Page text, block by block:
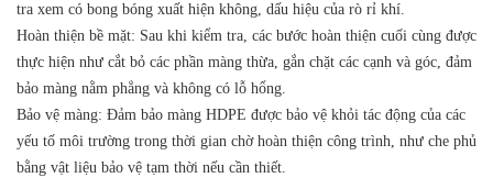
tra xem có bong bóng xuất hiện không, dấu hiệu của rò rỉ khí.
Hoàn thiện bề mặt: Sau khi kiểm tra, các bước hoàn thiện cuối cùng được
thực hiện như cắt bỏ các phần màng thừa, gắn chặt các cạnh và góc, đảm
bảo màng nằm phẳng và không có lỗ hổng.
Bảo vệ màng: Đảm bảo màng HDPE được bảo vệ khỏi tác động của các
yếu tố môi trường trong thời gian chờ hoàn thiện công trình, như che phủ
bằng vật liệu bảo vệ tạm thời nếu cần thiết.